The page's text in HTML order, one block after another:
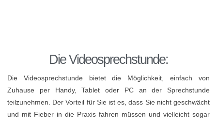
Die Videosprechstunde:
Die Videosprechstunde bietet die Möglichkeit, einfach von
Zuhause per Handy, Tablet oder PC an der Sprechstunde
teilzunehmen. Der Vorteil für Sie ist es, dass Sie nicht geschwächt
und mit Fieber in die Praxis fahren müssen und vielleicht sogar